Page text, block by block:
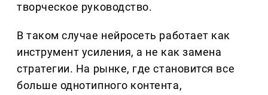
творческое руководство.
В таком случае нейросеть работает как
инструмент усиления, а не как замена
стратегии. На рынке, где становится все
больше однотипного контента,